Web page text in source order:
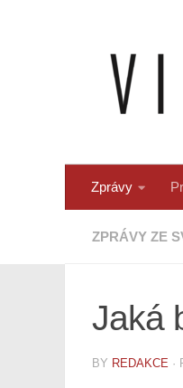
Zprávy
ZPRÁVY ZE
Jaká
BY REDAKCE ·